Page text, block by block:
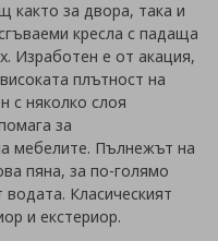
както за двора, така и
кресла с падаща
Изработен е от акация,
плътност на
с няколко слоя
за
мебелите. Пълнежът на
пяна, за по-голямо
Класическият
и екстериор.